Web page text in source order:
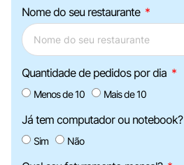
Nome do seu restaurante
Quantidade de pedidos por dia
Menos de 10 Mais de 10
Já tem computador ou notebook?
Sim Não